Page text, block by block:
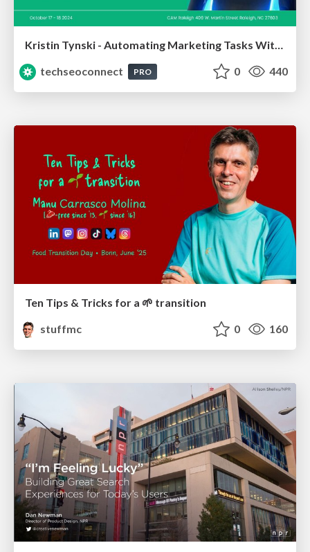
techseoconnect
PRO 0 440
Ten Tips & Tricks for a 🌱 transition
stuffmc
0 160